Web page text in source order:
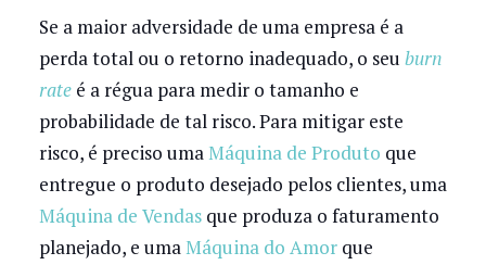
Se a maior adversidade de uma empresa é a
perda total ou o retorno inadequado, o seu burn
rateé a régua para medir o tamanho e
probabilidade de tal risco. Para mitigar este
risco, é preciso umaMáquina de Produto que
entregue o produto desejado pelos clientes, uma
Máquina de Vendasque produza o faturamento
planejado, e umaMáquina do Amorque